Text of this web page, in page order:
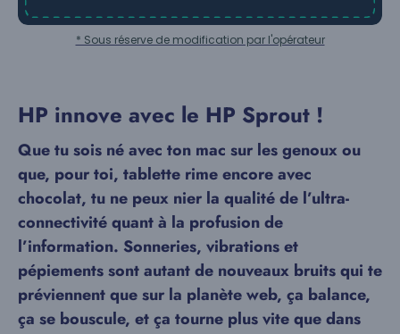
* Sous réserve de modification par l'opérateur
HP innove avec le HP Sprout !
Que tu sois né avec ton mac sur les genoux ou
que, pour toi, tablette rime encore avec
chocolat, tu ne peux nier la qualité de l’ultra-
connectivité quant à la profusion de
l’information. Sonneries, vibrations et
pépiements sont autant de nouveaux bruits qui te
préviennent que sur la planète web, ça balance,
ça se bouscule, et ça tourne plus vite que dans